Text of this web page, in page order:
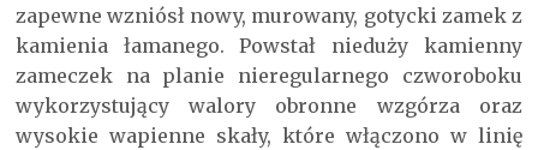
zapewne wzniósł nowy, murowany, gotycki zamek z
kamienia łamanego. Powstał nieduży kamienny
zameczek na planie nieregularnego czworoboku
wykorzystujący walory obronne wzgórza oraz
wysokie wapienne skały, które włączono w linię